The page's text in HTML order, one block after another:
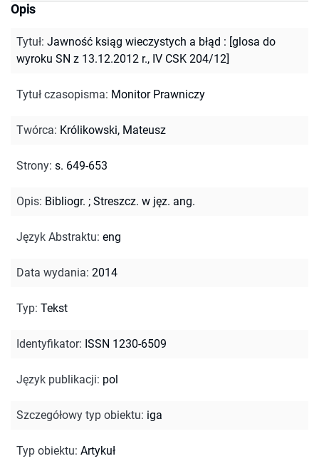
Opis
Tytuł: Jawność ksiąg wieczystych a błąd : [glosa do
wyroku SN z 13.12.2012 r., IV CSK 204/12]
Tytuł czasopisma: Monitor Prawniczy
Twórca: Królikowski, Mateusz
Strony: s. 649-653
Opis: Bibliogr. ; Streszcz. w jęz. ang.
Język Abstraktu: eng
Data wydania: 2014
Typ: Tekst
Identyfikator: ISSN 1230-6509
Język publikacji: pol
Szczegółowy typ obiektu: iga
Typ obiektu: Artykuł